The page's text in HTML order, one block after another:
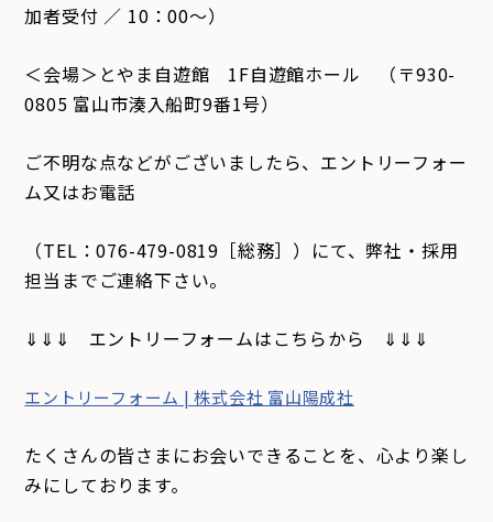
加者受付 ／ 10：00～）
＜会場＞とやま自遊館 1F自遊館ホール （〒930-
0805 富山市湊入船町9番1号）
ご不明な点などがございましたら、エントリーフォー
ム又はお電話
（TEL：076-479-0819［総務］）にて、弊社・採用
担当までご連絡下さい。
⇓⇓⇓ エントリーフォームはこちらから ⇓⇓⇓
エントリーフォーム | 株式会社 富山陽成社
たくさんの皆さまにお会いできることを、心より楽し
みにしております。